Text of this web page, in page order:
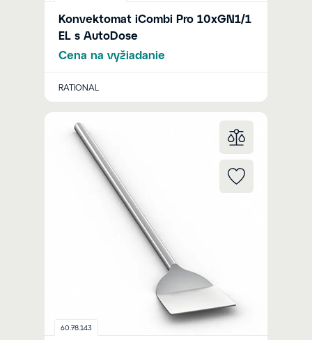
Konvektomat iCombi Pro 10xGN1/1
EL s AutoDose
Cena na vyžiadanie
RATIONAL
60.78.143